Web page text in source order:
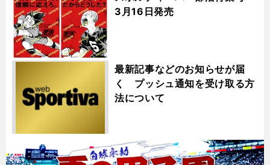
3月16日発売
最新記事などのお知らせが届
く プッシュ通知を受け取る方
法について